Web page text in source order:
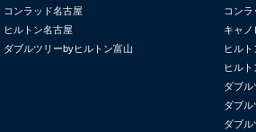
コンラッド名古屋
ヒルトン名古屋
ダブルツリーbyヒルトン富山
コンラ
キャノ
ヒルト
ヒル
ダブ
ダブル
ダブル